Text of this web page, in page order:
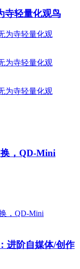
寺轻量化观鸟
，QD-Mini
进阶自媒体/创作